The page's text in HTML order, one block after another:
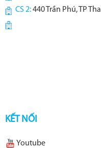
CS 2:440 Trần Phú, TP
KẾT NỐI
Youtube